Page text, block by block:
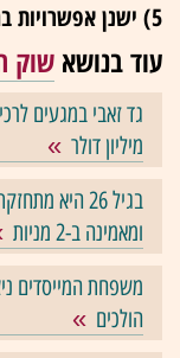
5) ישנן אפשרויות בחירה נוספות?
עוד בנושא שוק
מיליון דולר
בגיל 26 היא
ומאמינה ב-2 מניות
משפחת המייסדים
הולכים